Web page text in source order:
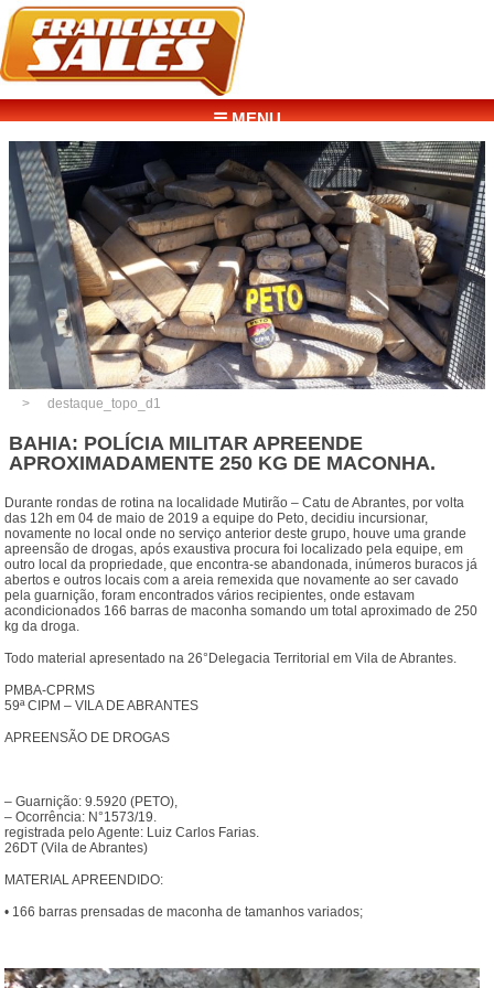
☰ MENU
destaque_topo_d1
BAHIA: POLÍCIA MILITAR APREENDE
APROXIMADAMENTE 250 KG DE MACONHA.
Durante rondas de rotina na localidade Mutirão – Catu de Abrantes, por volta
das 12h em 04 de maio de 2019 a equipe do Peto, decidiu incursionar,
novamente no local onde no serviço anterior deste grupo, houve uma grande
apreensão de drogas, após exaustiva procura foi localizado pela equipe, em
outro local da propriedade, que encontra-se abandonada, inúmeros buracos já
abertos e outros locais com a areia remexida que novamente ao ser cavado
pela guarnição, foram encontrados vários recipientes, onde estavam
acondicionados 166 barras de maconha somando um total aproximado de 250
kg da droga.
Todo material apresentado na 26°Delegacia Territorial em Vila de Abrantes.
PMBA-CPRMS
59ª CIPM – VILA DE ABRANTES
APREENSÃO DE DROGAS
– Guarnição: 9.5920 (PETO),
– Ocorrência: N°1573/19.
registrada pelo Agente: Luiz Carlos Farias.
26DT (Vila de Abrantes)
MATERIAL APREENDIDO:
• 166 barras prensadas de maconha de tamanhos variados;